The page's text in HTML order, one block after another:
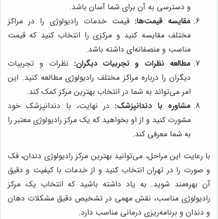
و دسترسی به آن برای شما آسان باشد.
مقایسه قیمت‌ها: قیمت خدمات رادیولوژی را در مراکز
مختلف مقایسه کنید و مرکزی را انتخاب کنید که قیمت
مناسب و منصفانه‌ای داشته باشد.
مطالعه نظرات و تجربیات دیگران: نظرات و تجربیات
دیگران را درباره مراکز مختلف رادیولوژی مطالعه کنید. این
امر می‌تواند به شما در انتخاب بهترین مرکز کمک کند.
مشاوره با دندانپزشک: در نهایت، با دندانپزشک خود
مشورت کنید و از او بخواهید که یک مرکز رادیولوژی معتبر را
به شما معرفی کند.
با رعایت این مراحل، می‌توانید بهترین مرکز رادیولوژی دندان، فک
و صورت را در تهران انتخاب کنید و از خدمات با کیفیت و دقیق
آن بهره‌مند شوید. به یاد داشته باشید که انتخاب یک مرکز
رادیولوژی مناسب، نقش مهمی در تشخیص دقیق مشکلات دهان
و دندان و برنامه‌ریزی درمانی مناسب دارد.